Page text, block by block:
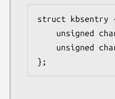
struct kbsentry
};